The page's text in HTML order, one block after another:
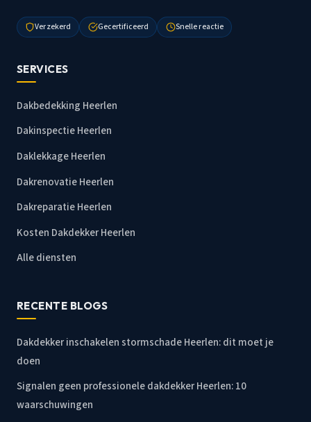
Verzekerd Gecertificeerd Snelle reactie
SERVICES
Dakbedekking Heerlen
Dakinspectie Heerlen
Daklekkage Heerlen
Dakrenovatie Heerlen
Dakreparatie Heerlen
Kosten Dakdekker Heerlen
Alle diensten
RECENTE BLOGS
Dakdekker inschakelen stormschade Heerlen: dit moet je
doen
Signalen geen professionele dakdekker Heerlen: 10
waarschuwingen